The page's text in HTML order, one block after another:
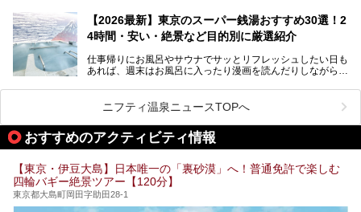
を旅の目的とする「サ旅」や自分へのご褒美のための宿泊な
ど、自分の好きなタイミングで好きなだけサ活ができるのが
魅力です。
最近では、男性専用施設だけでなく、カップルや女性に嬉し
い個室サウナも増えてきました。
ら、特におすすめしたい施設14選をご紹介します。
してみてください。
【2026最新】東京のスーパー銭湯おすすめ30選！2
4時間・安い・絶景など目的別に厳選紹介
仕事帰りにお風呂やサウナでサッとリフレッシュしたい日も
あれば、週末はお風呂に入ったり漫画を読んだりしながら一
また、終電を逃してしまい、「このまま朝までゆっくりでき
る場所があれば」と探した経験がある人も多いのではないで
しょうか。
そこで本記事では、東京でおすすめのスーパー銭湯を、目的
24時間営業で宿泊できる施設や、1,000円以下で楽しめる安
い施設、デートや休日レジャーにもぴったりなエンタメ要素
が充実した施設など、利用のシーンに合わせて参考にしてく
ださい。
ニフティ温泉ニュースTOPへ
おすすめのアクティビティ情報
【東京・伊豆大島】日本唯一の「裏砂漠」へ！普通免許で楽しむ
四輪バギー絶景ツアー【120分】
東京都大島町岡田字助田28-1